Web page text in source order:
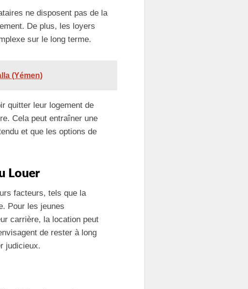
ne disposent pas de la
De plus, les loyers
sur le long terme.
(Yémen)
quitter leur logement de
Cela peut entraîner une
et que les options de
Louer
facteurs, tels que la
Pour les jeunes
carrière, la location peut
de rester à long
judicieux.